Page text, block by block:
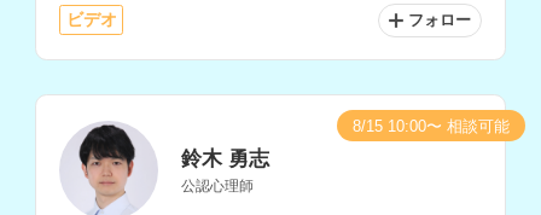
ビデオ フォロー
鈴木 勇志
公認心理師
8/15 10:00〜 相談可能